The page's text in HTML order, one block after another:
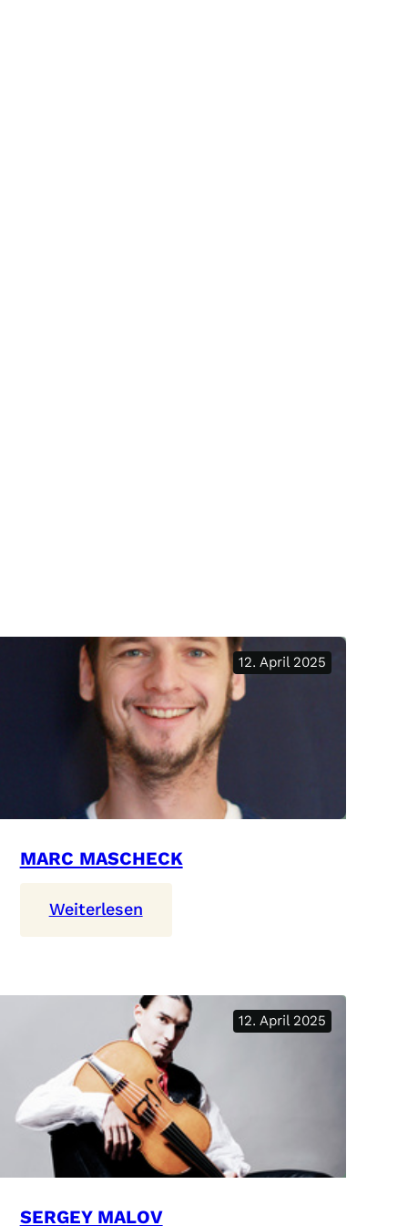
12. April 2025
MARC MASCHECK
Weiterlesen:
12. April 2025
SERGEY MALOV